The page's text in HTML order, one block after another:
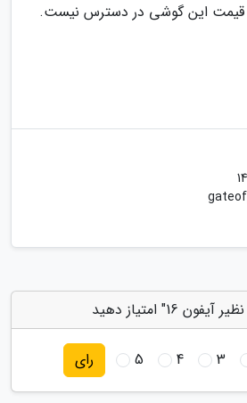
قیمت این گوشی در دسترس نیست.
امتیاز دهید
3
4
5 رای